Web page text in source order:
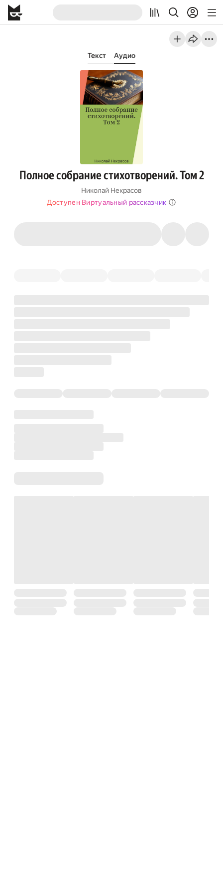
Текст Аудио
Полное собрание стихотворений. Том 2
Николай Некрасов
Доступен Виртуальный рассказчик